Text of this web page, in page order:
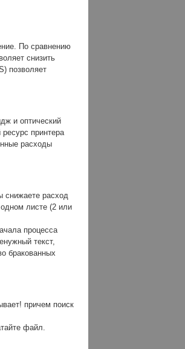
По сравнению
снизить
позволяет
и оптический
принтера
расходы
снижаете расход
листе (2 или
процесса
текст,
бракованных
причем поиск
файл.